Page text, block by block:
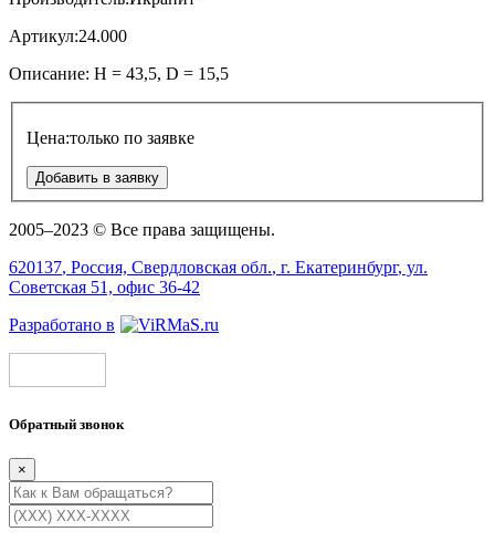
Артикул:24.000
Описание: H = 43,5, D = 15,5
Цена:только по заявке
Добавить в заявку
2005–2023 © Все права защищены.
620137, Россия, Свердловская обл., г. Екатеринбург, ул.
Советская 51, офис 36-42
Разработано в
Обратный звонок
×